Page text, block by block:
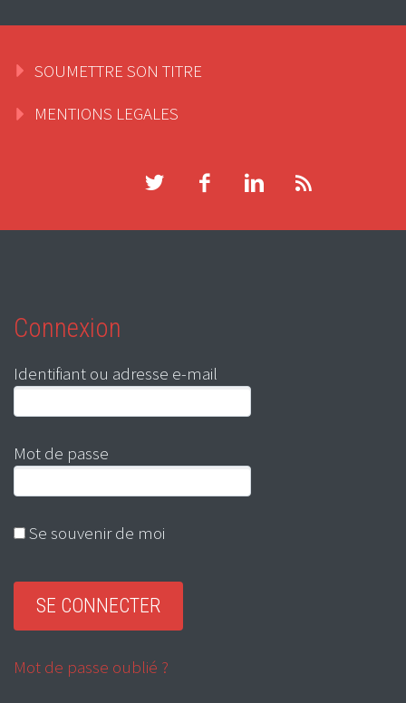
SOUMETTRE SON TITRE
MENTIONS LEGALES
Connexion
Identifiant ou adresse e-mail
Mot de passe
Se souvenir de moi
Mot de passe oublié ?